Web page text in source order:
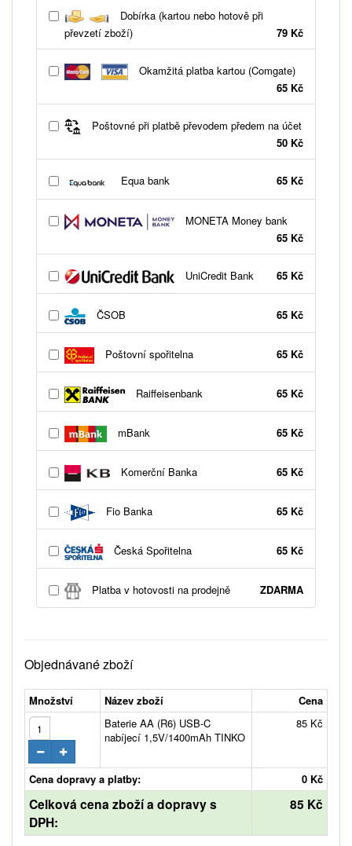
Dobírka (kartou nebo hotově při
převzetí zboží)
79 Kč
Okamžitá platba kartou (Comgate)
65 Kč
Poštovné při platbě převodem předem na účet
50 Kč
Equa bank 65 Kč
MONETA Money bank
65 Kč
UniCredit Bank 65 Kč
ČSOB 65 Kč
Poštovní spořitelna 65 Kč
Raiffeisenbank 65 Kč
mBank 65 Kč
Komerční Banka 65 Kč
Fio Banka 65 Kč
Česká Spořitelna 65 Kč
Platba v hotovosti na prodejně ZDARMA
Objednávané zboží
Množství Název zboží
Cena
Baterie AA (R6) USB-C
nabíjecí 1,5V/1400mAh TINKO
85 Kč
Cena dopravy a platby: 0 Kč
Celková cena zboží a dopravy s
DPH:
85 Kč